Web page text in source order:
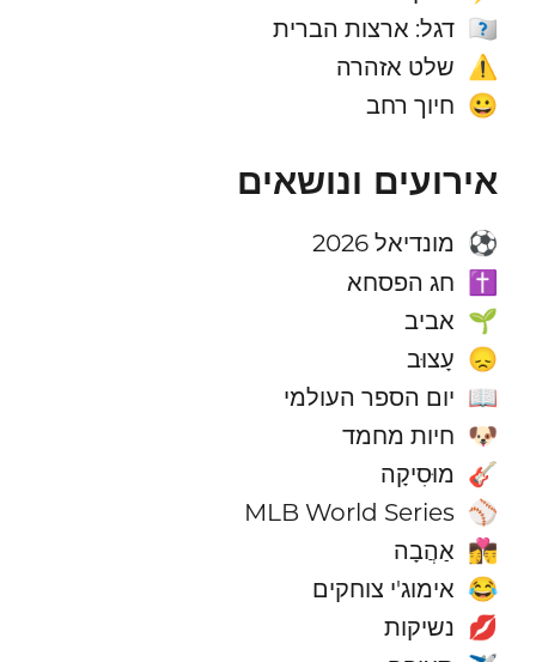
🇺🇸 דגל: ארצות הברית
⚠️ שלט אזהרה
😀 חיוך רחב
אירועים ונושאים
⚽ מונדיאל 2026
✝️ חג הפסחא
🌱 אביב
😞 עָצוּב
📖 יום הספר העולמי
🐶 חיות מחמד
🎸 מוּסִיקָה
⚾
MLB World Series
👩‍❤️‍💋‍👨 אַהֲבָה
😂 אימוג'י צוחקים
💋 נשיקות